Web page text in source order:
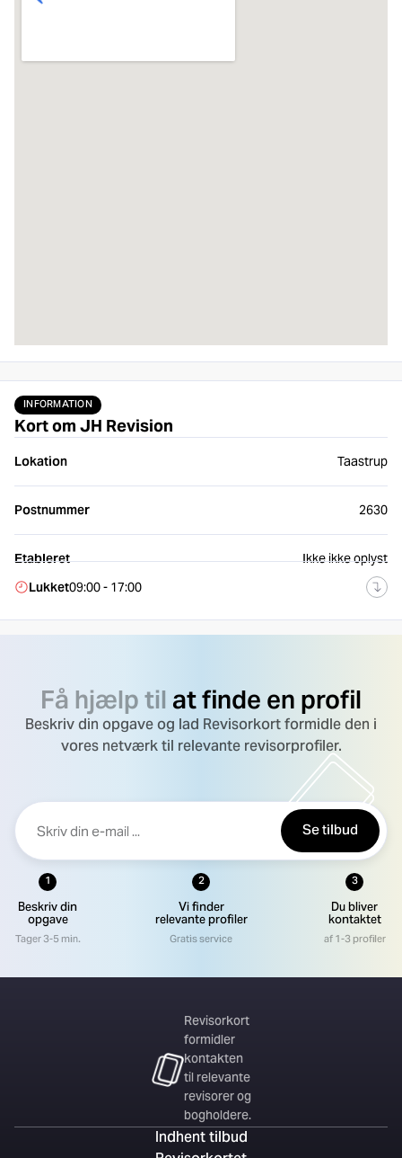
INFORMATION
Kort om JH Revision
Lokation Taastrup
Postnummer 2630
Etableret
Ikke ikke oplyst
Lukket09:00 - 17:00
Få hjælp til at finde en profil
Beskriv din opgave og lad Revisorkort formidle den i
vores netværk til relevante revisorprofiler.
Se tilbud
1
Beskriv din
opgave
Tager 3-5 min.
2
Vi finder
relevante profiler
Gratis service
3
Du bliver
kontaktet
af 1-3 profiler
Revisorkort
formidler
kontakten
til relevante
revisorer og
bogholdere.
Indhent tilbud